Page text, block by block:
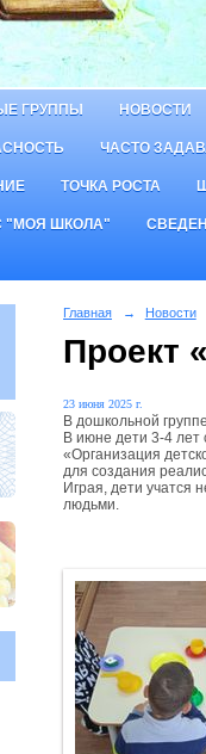
ГРУППЫ НОВОСТИ
ЧАСТО
ТОЧКА РОСТА
"МОЯ ШКОЛА"
Главная → Новости
Проект
23 июня 2025 г.
В дошкольной
В июне дети 3-4 лет
«Организация
для создания
Играя, дети учатся
людьми.